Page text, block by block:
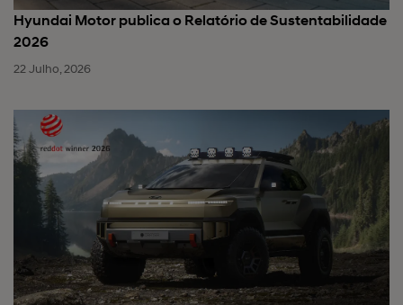
Hyundai Motor publica o Relatório de Sustentabilidade
2026
22 Julho, 2026